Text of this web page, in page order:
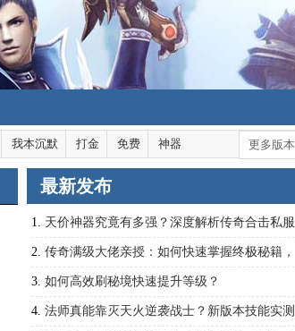
我本沉默 打金 免费 神器 更多版本
最新发布
1. 天价神器究竟有多强？深度解析传奇合击私服
顶级装备真实价值
2. 传奇满级大佬亲授：如何快速掌握终极秘籍，
称霸玛法大陆？
3. 如何高效刷秘境快速提升等级？
4. 法师真能靠灭天火逆袭战士？新版本技能实测